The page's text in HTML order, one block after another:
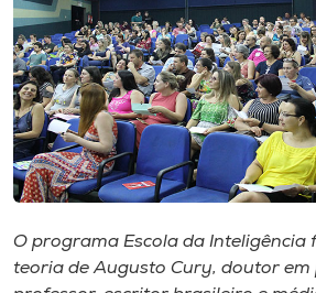
CPA
Biblioteca
Editora
Museu
O programa Escola da Inteligência
teoria de Augusto Cury, doutor em